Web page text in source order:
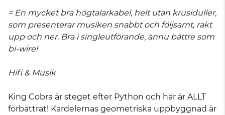
= En mycket bra högtalarkabel, helt utan krusiduller,
som presenterar musiken snabbt och följsamt, rakt
upp och ner. Bra i singleutförande, ännu bättre som
bi-wire!
Hifi & Musik
King Cobra är steget efter Python och här är ALLT
förbättrat! Kardelernas geometriska uppbyggnad är